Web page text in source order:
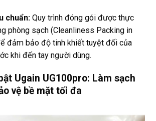
chuẩn: Quy trình đóng gói được thực
phòng sạch (Cleanliness Packing in
đảm bảo độ tinh khiết tuyệt đối của
khi đến tay người dùng.
Ugain UG100pro: Làm sạch
vệ bề mặt tối đa